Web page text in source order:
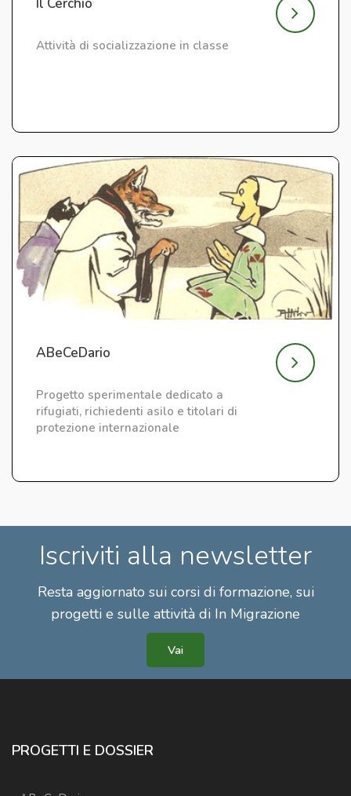
Attività di socializzazione in classe
ABeCeDario
Progetto sperimentale dedicato a
rifugiati, richiedenti asilo e titolari di
protezione internazionale
Iscriviti alla newsletter
Resta aggiornato sui corsi di formazione, sui
progetti e sulle attività di In Migrazione
Vai
PROGETTI E DOSSIER